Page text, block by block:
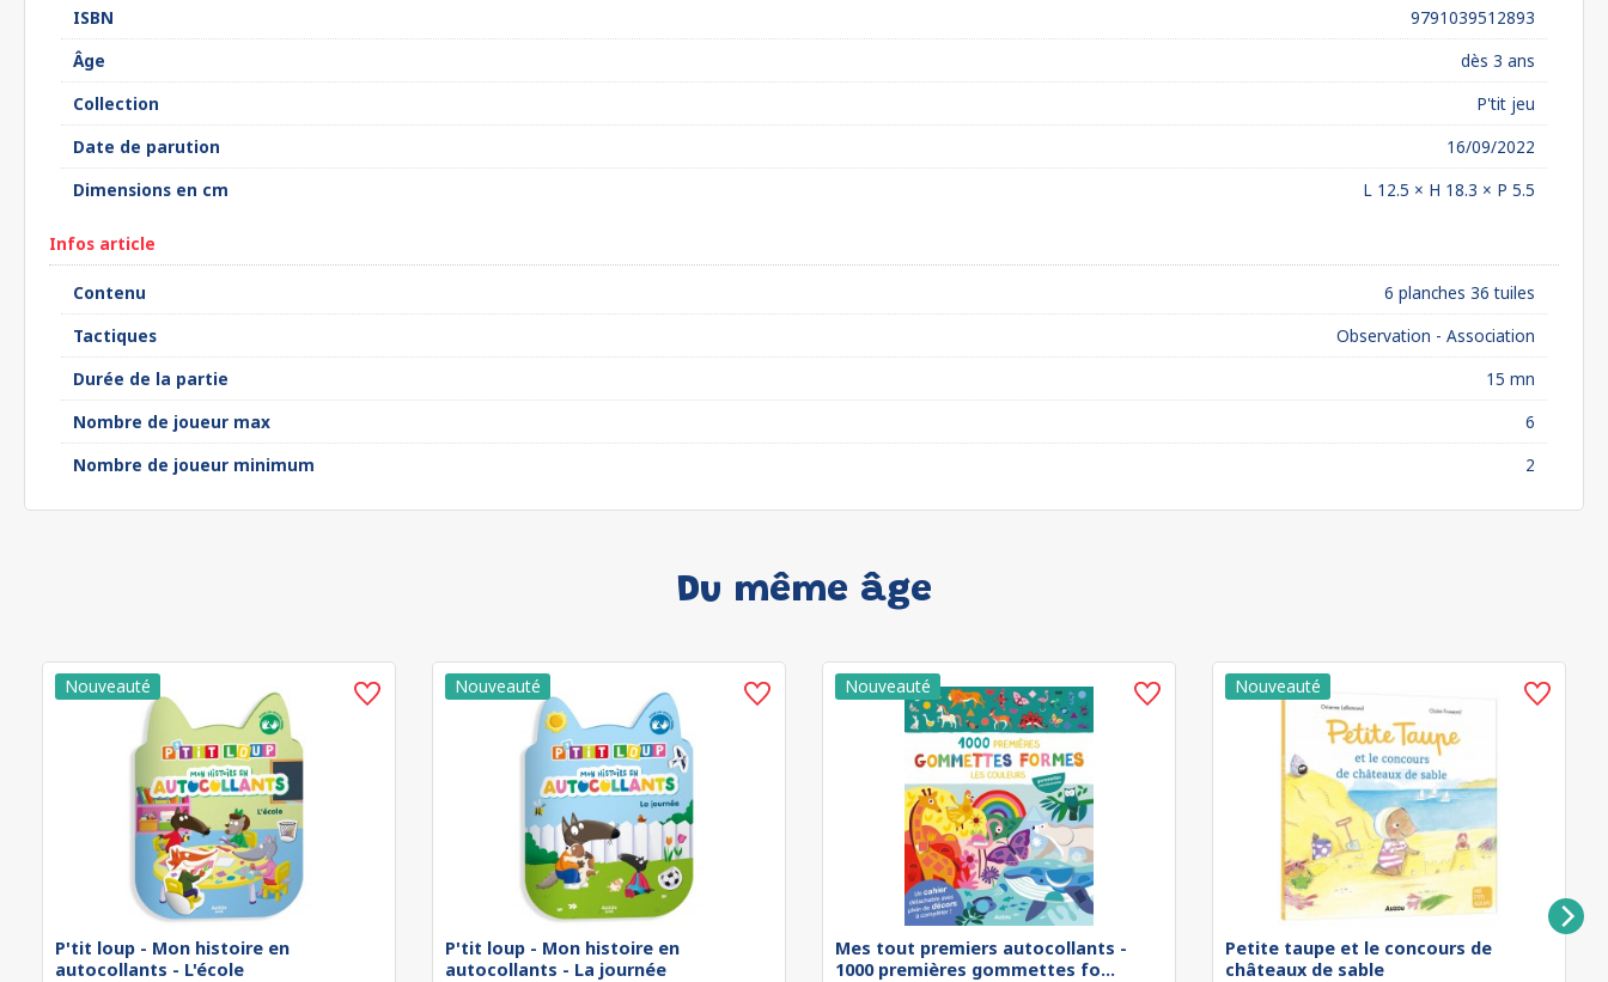
ISBN
9791039512893
Âge
dès 3 ans
Collection
P'tit jeu
Date de parution
16/09/2022
Dimensions en cm
L 12.5 × H 18.3 × P 5.5
Infos article
Contenu
6 planches 36 tuiles
Tactiques
Observation - Association
Durée de la partie
15 mn
Nombre de joueur max
6
Nombre de joueur minimum
2
Du même âge
P'tit loup - Mon histoire en
autocollants - L'école
P'tit loup - Mon histoire en
autocollants - La journée
Mes tout premiers autocollants -
1000 premières gommettes fo...
Petite taupe et le concours de
châteaux de sable